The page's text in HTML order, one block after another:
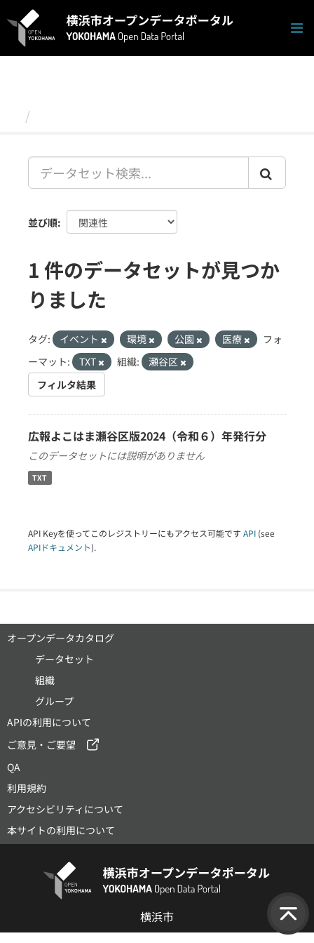
キ
並び順
1 件のデータセットが見つか
りました
タグ: イベント 環境 公園 医療
フォ
ーマット:
TXT 組織:
瀬谷区
フィルタ結果
広報よこはま瀬谷区版2024（令和６）年発行分
このデータセットには説明がありません
TXT
API Keyを使ってこのレジストリーにもアクセス可能です API (see
APIドキュメント).
オープンデータカタログ
データセット
組織
グループ
APIの利用について
ご意見・ご要望
QA
利用規約
アクセシビリティについて
本サイトの利用について
横浜市